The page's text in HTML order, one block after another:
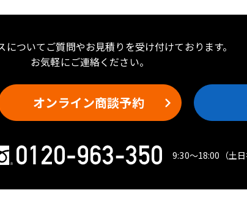
についてご質問やお見積りを受け付けております。
お気軽にご連絡ください。
オンライン商談予約
9:30〜18:00 （土